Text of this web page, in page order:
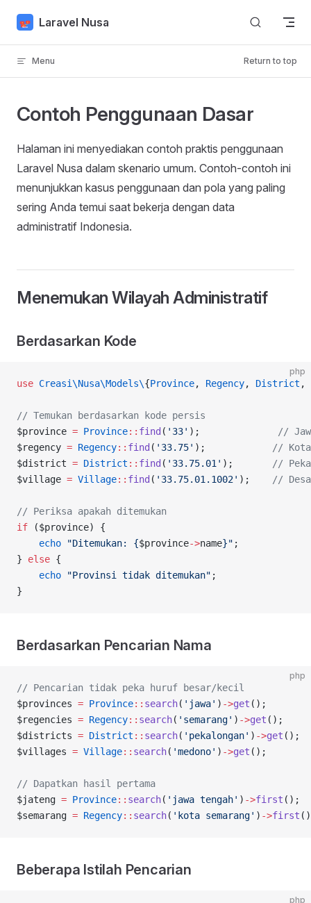
Skip to content
Laravel Nusa
Menu Return to top
Contoh Penggunaan Dasar
Halaman ini menyediakan contoh praktis penggunaan
Laravel Nusa dalam skenario umum. Contoh-contoh ini
menunjukkan kasus penggunaan dan pola yang paling
sering Anda temui saat bekerja dengan data
administratif Indonesia.
Menemukan Wilayah Administratif
Berdasarkan Kode
php
use Creasi\Nusa\Models\{Province, Regency, District ,
// Temukan berdasarkan kode persis
$province = Province:: find ( '33' );
//
$regency = Regency:: find ( '33.75' );
// Kota
$district = District :: find ( '33.75.01' );
//
$village = Village:: find ( '33.75.01.1002' ); // Desa
// Periksa apakah ditemukan
if ($province) {
    echo
"Ditemukan: {$province->name}" ;
} else {
    echo
"Provinsi tidak ditemukan" ;
}
Berdasarkan Pencarian Nama
php
// Pencarian tidak peka huruf besar/kecil
$provinces = Province:: search( 'jawa' ) ->get ();
$regencies = Regency:: search( 'semarang' ) ->get ();
$districts = District :: search( 'pekalongan' ) ->get ();
$villages = Village:: search( 'medono' ) ->get ();
// Dapatkan hasil pertama
$jateng = Province:: search( 'jawa tengah' ) ->first ();
$semarang = Regency:: search( 'kota semarang' ) ->first
Beberapa Istilah Pencarian
php